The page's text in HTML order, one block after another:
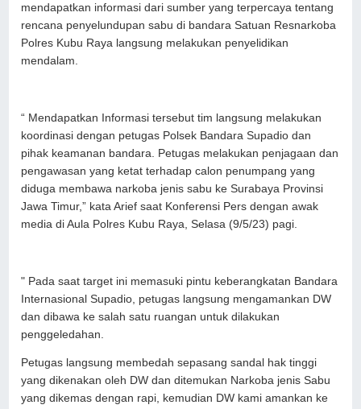
mendapatkan informasi dari sumber yang terpercaya tentang
rencana penyelundupan sabu di bandara Satuan Resnarkoba
Polres Kubu Raya langsung melakukan penyelidikan
mendalam.
“ Mendapatkan Informasi tersebut tim langsung melakukan
koordinasi dengan petugas Polsek Bandara Supadio dan
pihak keamanan bandara. Petugas melakukan penjagaan dan
pengawasan yang ketat terhadap calon penumpang yang
diduga membawa narkoba jenis sabu ke Surabaya Provinsi
Jawa Timur,” kata Arief saat Konferensi Pers dengan awak
media di Aula Polres Kubu Raya, Selasa (9/5/23) pagi.
" Pada saat target ini memasuki pintu keberangkatan Bandara
Internasional Supadio, petugas langsung mengamankan DW
dan dibawa ke salah satu ruangan untuk dilakukan
penggeledahan.
Petugas langsung membedah sepasang sandal hak tinggi
yang dikenakan oleh DW dan ditemukan Narkoba jenis Sabu
yang dikemas dengan rapi, kemudian DW kami amankan ke